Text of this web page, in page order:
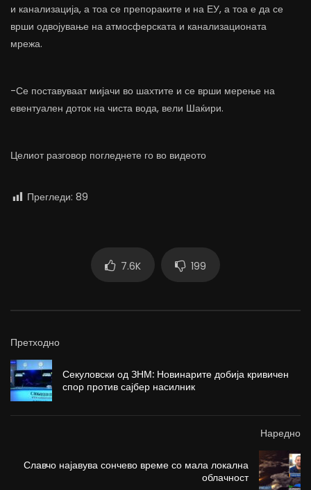
и канализација, а тоа се препораките и на ЕУ, а тоа е да се
врши одвојување на атмосферската и канализационата
мрежа.
-Се поставуваат мијачи во шахтите и се врши мерење на
евентуален доток на чиста вода, вели Шаќири.
Целиот разговор погледнете го во видеото
Прегледи: 89
7.6K 199
Претходно
Секуловски од ЗНМ: Новинарите добија кривичен
спор против сајбер насилник
Наредно
Славчо најавува сончево време со мала локална
облачност